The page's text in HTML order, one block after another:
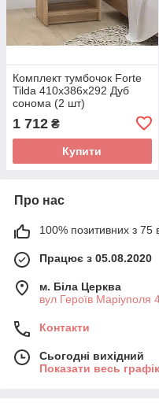
Комплект тумбочок Forte
Tilda 410x386x292 Дуб
сонома (2 шт)
1 712 ₴
Купити
Про нас
100% позитивних з 75
Працює з 05.08.2020
м. Біла Церква
вул Героїв Маріуполя
Контакти
Сьогодні вихідний
Показати весь